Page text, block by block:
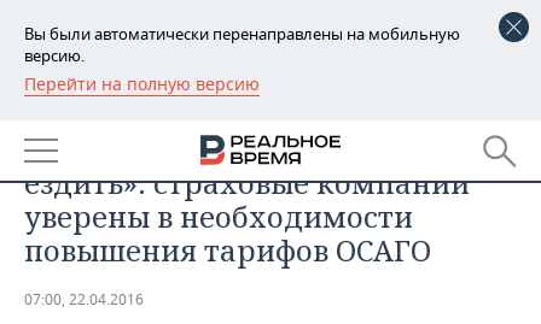
Вы были автоматически перенаправлены на мобильную
версию.
Перейти на полную версию
РЕГИОНЫ
БАШКОРТОСТАН
ТАТАРСТАН
УДМУРТИЯ
НОВОСТИ
АНАЛИТИКА
НОВОСТИ АНАЛИТИКИ
ДЕКЛАРАЦИИ О ДОХОДАХ
ЭКОНОМИКА
НОВОСТИ ЭКОНОМИКИ
ПРОМЫШЛЕННОСТЬ
«Ходи пешком, раз не можешь
ездить»: страховые компании
уверены в необходимости
повышения тарифов ОСАГО
07:00, 22.04.2016